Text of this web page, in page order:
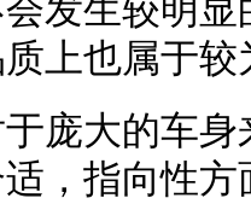
发生较明
上也属于
庞大的车
，指向性